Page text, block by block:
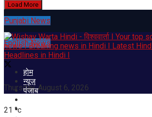
Load More
Punjabi News
English News
Thursday, August 6, 2026
21 °c
होम
न्यूज़
पंजाब